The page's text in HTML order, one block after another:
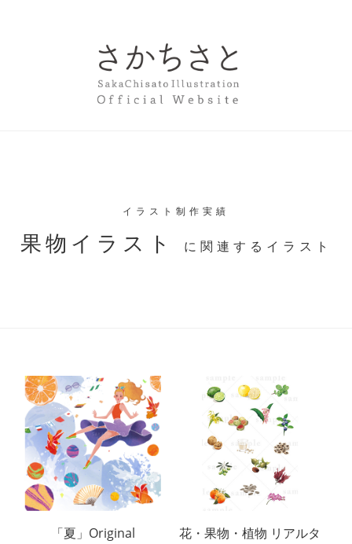
イラスト制作実績
果物イラスト に関連するイラスト
「夏」Original
花・果物・植物 リアルタ